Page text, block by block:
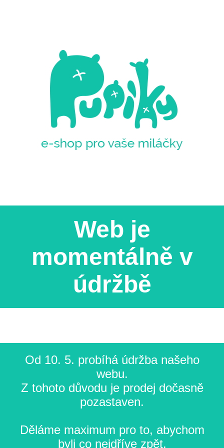
Web je
momentálně v
údržbě
Od 10. 5. probíhá údržba našeho
webu.
Z tohoto důvodu je prodej dočasně
pozastaven.
Děláme maximum pro to, abychom
byli co nejdříve zpět.